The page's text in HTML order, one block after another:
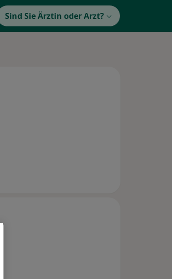
Sind Sie Ärztin oder Arzt?